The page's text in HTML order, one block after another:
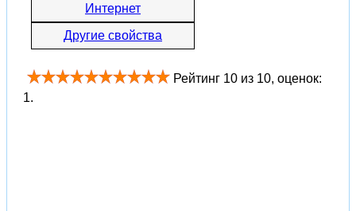
Интернет
Другие свойства
Рейтинг 10 из 10, оценок:
1.